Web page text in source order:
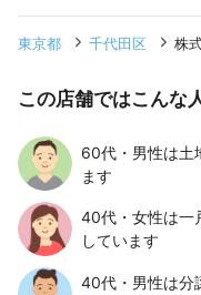
東京都 千代田区 株
この店舗ではこんな
60代・男性は土
ます
40代・女性は一
しています
40代・男性は分